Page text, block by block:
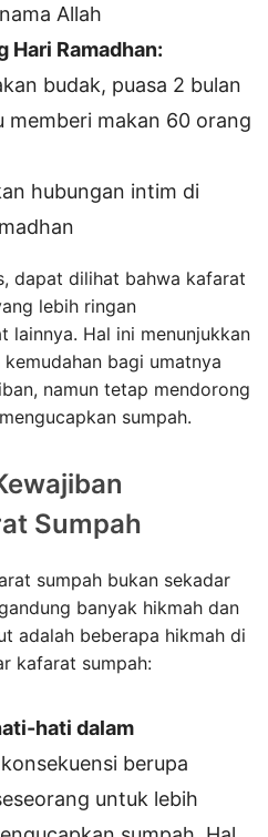
Allah
Hari Ramadhan:
budak, puasa 2 bulan
makan 60 orang
hubungan intim di
dapat dilihat bahwa kafarat
lebih ringan
lainnya. Hal ini menunjukkan
bagi umatnya
namun tetap mendorong
sumpah.
Sumpah
sumpah bukan sekadar
banyak hikmah dan
adalah beberapa hikmah di
kafarat sumpah:
hati dalam
berupa
untuk lebih